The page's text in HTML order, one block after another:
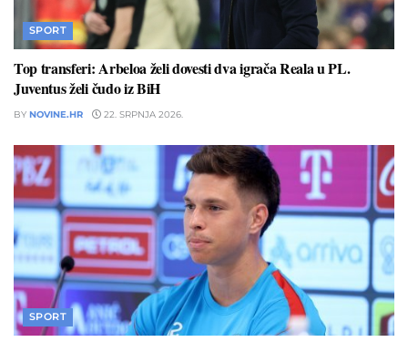
SPORT
Top transferi: Arbeloa želi dovesti dva igrača Reala u PL.
Juventus želi čudo iz BiH
BY NOVINE.HR 22. SRPNJA 2026.
SPORT